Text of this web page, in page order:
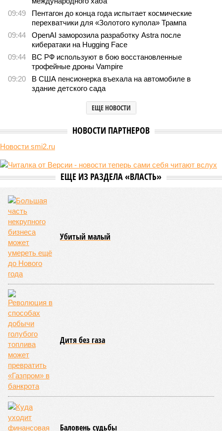
В нескольких станциях от уже сданного «Сказочного
леса» пайщики ЖК «Станция Л» продолжают ждать от
компании Capital Group начала реальной достройки
«Станция ожидания» для дольщиков
В нескольких станциях от уже сданного «Сказочного леса» пайщики ЖК
Пока в Ярославском районе СВАО дольщики «Сказочного леса»
уже получают ключи – в мае 2026 года были получены
разрешение на ввод жилищного комплекса в эксплуатацию –
совсем недалеко, в паре станций метро южнее, на Люблинской
улице, картина, можно сказать, прямо противоположная.
Сюжет:Недвижимость
ЖК «Светлый мир «Станция Л»: та же группа компаний-
банкрот Seven Suns Development, та же
схема достройки через Capital Group осенью 2024 года, но
за прошедшие два года результатов, по словам дольщиков,
практически не видно. По
порталов, первую очередь ЖК строители обещают сдать к
декабрю 2026 г., вторую – к марту 2028-го. Но никто при
этом из кураторов стройки не задается вопросом: как эти
сроки должны материализоваться? На строительной
площадке, по свидетельствам дольщиков, регулярно
бывающих у забора, какая-либо техника отсутствует. Ни
бетононасосов, ни работающих кранов, ни признаков
мобилизации подрядчиков. При том, что до «декабря 2026»
Если в «Сказочном лесу» техзаказчик публично
отчитывался о поэтапной готовности – 90%, затем 97%, с